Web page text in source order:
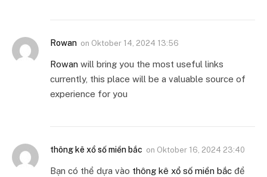
Rowan on Oktober 14, 2024 13:56
Rowan will bring you the most useful links
currently, this place will be a valuable source of
experience for you
thông kê xổ số miền bắc on Oktober 16, 2024 23:40
Bạn có thể dựa vào thông kê xổ số miền bắc để